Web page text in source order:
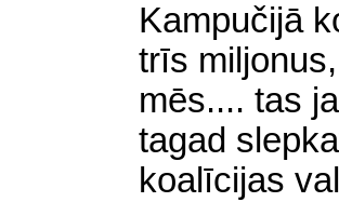
Kampučijā
trīs
mēs.... tas
tagad
koalīcijas